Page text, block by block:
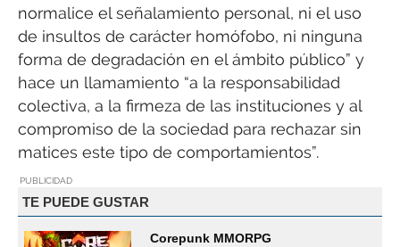
normalice el señalamiento personal, ni el uso
de insultos de carácter homófobo, ni ninguna
forma de degradación en el ámbito público” y
hace un llamamiento “a la responsabilidad
colectiva, a la firmeza de las instituciones y al
compromiso de la sociedad para rechazar sin
matices este tipo de comportamientos”.
PUBLICIDAD
TE PUEDE GUSTAR
Corepunk MMORPG